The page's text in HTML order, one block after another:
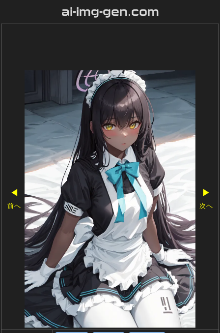
ai-img-gen.com
◀
前へ
▶
次へ